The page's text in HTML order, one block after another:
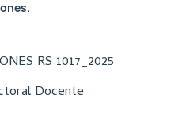
RS 1017_2025
Docente